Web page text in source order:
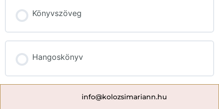
Könyvszöveg
Hangoskönyv
info@kolozsimariann.hu